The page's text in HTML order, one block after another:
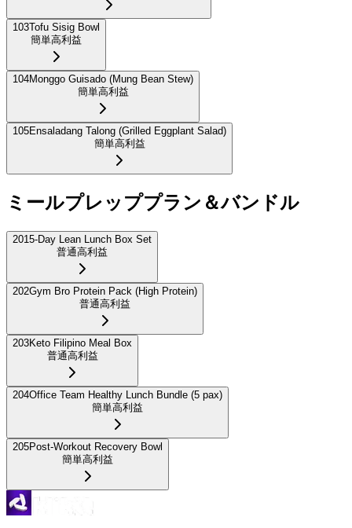
103Tofu Sisig Bowl
簡単高利益
104Monggo Guisado (Mung Bean Stew)
簡単高利益
105Ensaladang Talong (Grilled Eggplant Salad)
簡単高利益
ミールプレッププラン＆バンドル
2015-Day Lean Lunch Box Set
普通高利益
202Gym Bro Protein Pack (High Protein)
普通高利益
203Keto Filipino Meal Box
普通高利益
204Office Team Healthy Lunch Bundle (5 pax)
簡単高利益
205Post-Workout Recovery Bowl
簡単高利益